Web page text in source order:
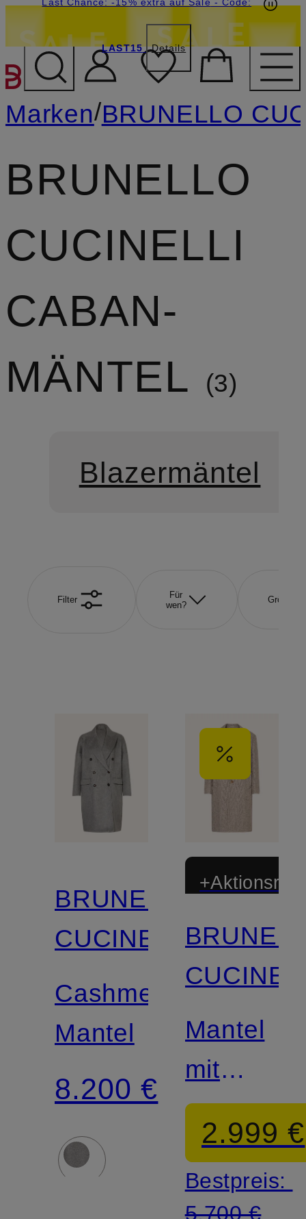
ZUM HAUPTINHALT
LAST15 Details
Marken/BRUNELLO
BRUNELLO
CUCINELLI
CABAN-
MÄNTEL
3
Blazermäntel
Filter
Für
wen?
Größe
BRUNELLO
CUCINELLI
Cashmere-
Mantel
8.200 €
Mantel
mit
Alpaka
2.999 €
Bestpreis:
5.700 €